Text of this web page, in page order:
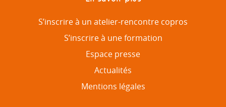
S’inscrire à un atelier-rencontre copros
S’inscrire à une formation
Espace presse
Actualités
Mentions légales